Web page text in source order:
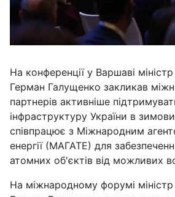
На конференції у Варшаві
Герман Галущенко закликав
партнерів активніше
інфраструктуру України в
співпрацює з Міжнародним
енергії (МАГАТЕ) для
атомних об'єктів від можливих
На міжнародному форумі